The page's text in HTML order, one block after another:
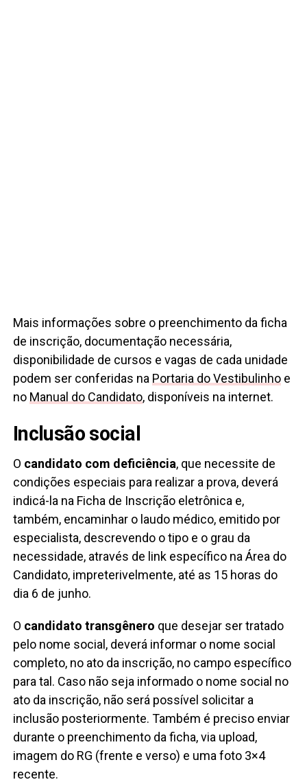
Mais informações sobre o preenchimento da ficha
de inscrição, documentação necessária,
disponibilidade de cursos e vagas de cada unidade
podem ser conferidas na Portaria do Vestibulinhoe
no Manual do Candidato, disponíveis na internet.
Inclusão social
O candidato com deficiência, que necessite de
condições especiais para realizar a prova, deverá
indicá-la na Ficha de Inscrição eletrônica e,
também, encaminhar o laudo médico, emitido por
especialista, descrevendo o tipo e o grau da
necessidade, através de link específico na Área do
Candidato, impreterivelmente, até as 15 horas do
dia 6 de junho.
O candidato transgênero que desejar ser tratado
pelo nome social, deverá informar o nome social
completo, no ato da inscrição, no campo específico
para tal. Caso não seja informado o nome social no
ato da inscrição, não será possível solicitar a
inclusão posteriormente. Também é preciso enviar
durante o preenchimento da ficha, via upload,
imagem do RG (frente e verso) e uma foto 3×4
recente.